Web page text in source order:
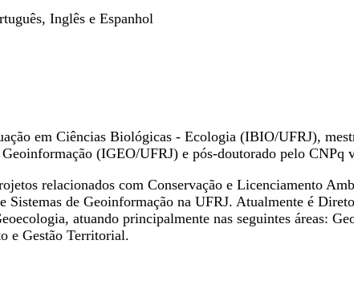
Inglês e Espanhol
em Ciências Biológicas - Ecologia (IBIO/UFRJ),
Geoinformação (IGEO/UFRJ) e pós-doutorado pelo
relacionados com Conservação e Licenciamento
Sistemas de Geoinformação na UFRJ. Atualmente é
atuando principalmente nas seguintes áreas:
e Gestão Territorial.